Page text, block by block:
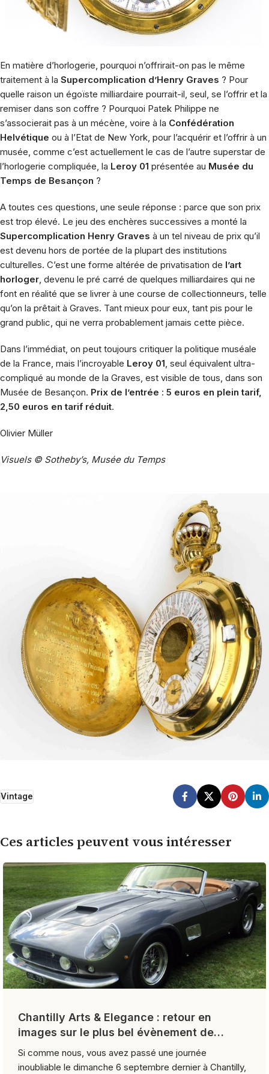
En matière d’horlogerie, pourquoi n’offrirait-on pas le même
traitement à la Supercomplication d’Henry Graves ? Pour
quelle raison un égoïste milliardaire pourrait-il, seul, se l’offrir et la
remiser dans son coffre ? Pourquoi Patek Philippe ne
s’associerait pas à un mécène, voire à la Confédération
Helvétique ou à l’Etat de New York, pour l’acquérir et l’offrir à un
musée, comme c’est actuellement le cas de l’autre superstar de
l’horlogerie compliquée, la Leroy 01 présentée au Musée du
Temps de Besançon ?
A toutes ces questions, une seule réponse : parce que son prix
est trop élevé. Le jeu des enchères successives a monté la
Supercomplication Henry Graves à un tel niveau de prix qu’il
est devenu hors de portée de la plupart des institutions
culturelles. C’est une forme altérée de privatisation de l’art
horloger , devenu le pré carré de quelques milliardaires qui ne
font en réalité que se livrer à une course de collectionneurs, telle
qu’on la prêtait à Graves. Tant mieux pour eux, tant pis pour le
grand public, qui ne verra probablement jamais cette pièce.
Dans l’immédiat, on peut toujours critiquer la politique muséale
de la France, mais l’incroyable Leroy 01 , seul équivalent ultra-
compliqué au monde de la Graves, est visible de tous, dans son
Musée de Besançon. Prix de l’entrée : 5 euros en plein tarif,
2,50 euros en tarif réduit.
Olivier Müller
Visuels © Sotheby’s, Musée du Temps
Vintage
Ces articles peuvent vous intéresser
Chantilly Arts & Elegance : retour en
images sur le plus bel évènement de
l’année
Si comme nous, vous avez passé une journée
inoubliable le dimanche 6 septembre dernier à Chantilly,